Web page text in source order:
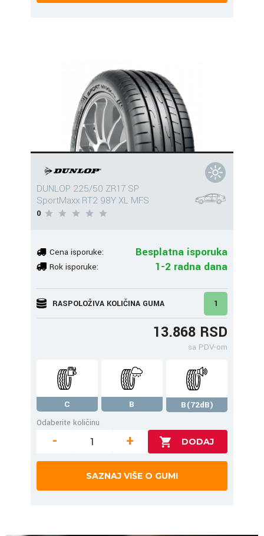
DUNLOP 225/50 ZR17 SP
SportMaxx RT2 98Y XL MFS
0
Cena isporuke: Besplatna isporuka
Rok isporuke: 1-2 radna dana
RASPOLOŽIVA KOLIČINA GUMA 1
13.868 RSD
sa PDV-om
C B
B(72dB)
Odaberite količinu
- +
SAZNAJ VIŠE O GUMI